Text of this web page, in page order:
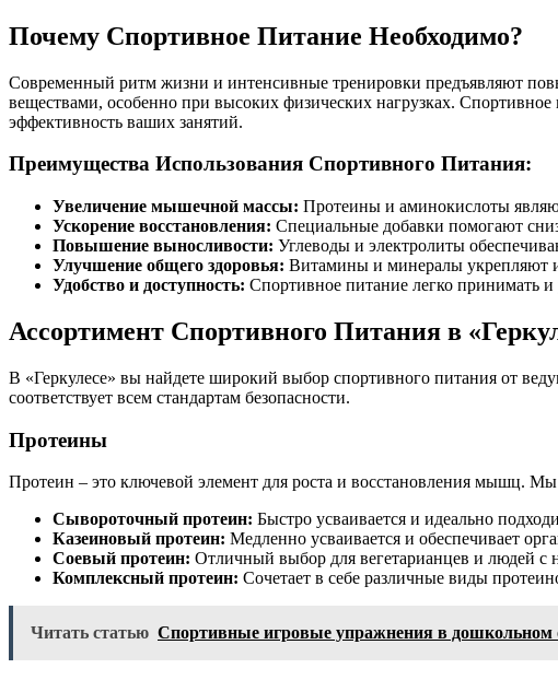
Почему Спортивное Питание Необходимо?
Современный ритм жизни и интенсивные тренировки предъявляют
веществами, особенно при высоких физических нагрузках.
эффективность ваших занятий.
Преимущества Использования Спортивного Питания:
Увеличение мышечной массы: Протеины и аминокислоты
Ускорение восстановления: Специальные добавки помогают
Повышение выносливости: Углеводы и электролиты
Улучшение общего здоровья: Витамины и минералы укрепляют
Удобство и доступность: Спортивное питание легко принимать
Ассортимент Спортивного Питания в
В «Геркулесе» вы найдете широкий выбор спортивного питания от
соответствует всем стандартам безопасности.
Протеины
Протеин – это ключевой элемент для роста и восстановления мышц.
Сывороточный протеин: Быстро усваивается и идеально
Казеиновый протеин: Медленно усваивается и обеспечивает
Соевый протеин: Отличный выбор для вегетарианцев и людей с
Комплексный протеин: Сочетает в себе различные виды
Читать статью Спортивные игровые упражнения в дошкольном